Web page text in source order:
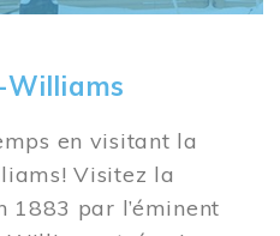
Williams
en visitant la
Visitez la
1883 par l’éminent